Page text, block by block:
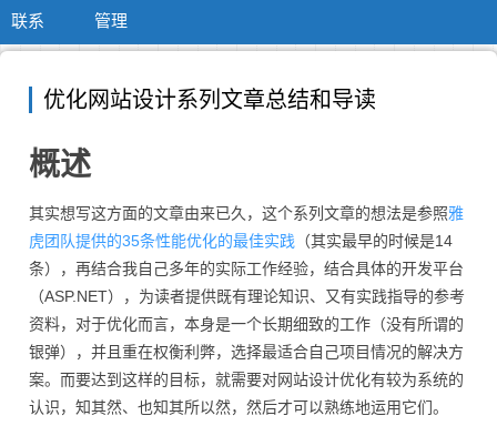
联系 管理
优化网站设计系列文章总结和导读
概述
其实想写这方面的文章由来已久，这个系列文章的想法是参照雅
虎团队提供的35条性能优化的最佳实践 （其实最早的时候是14
条），再结合我自己多年的实际工作经验，结合具体的开发平台
（ASP.NET），为读者提供既有理论知识、又有实践指导的参考
资料，对于优化而言，本身是一个长期细致的工作（没有所谓的
银弹），并且重在权衡利弊，选择最适合自己项目情况的解决方
案。而要达到这样的目标，就需要对网站设计优化有较为系统的
认识，知其然、也知其所以然，然后才可以熟练地运用它们。